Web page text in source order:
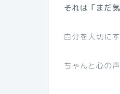
それは「まだ
自分を大切に
ちゃんと心の